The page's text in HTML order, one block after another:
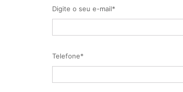
Digite o seu e-mail*
Telefone*